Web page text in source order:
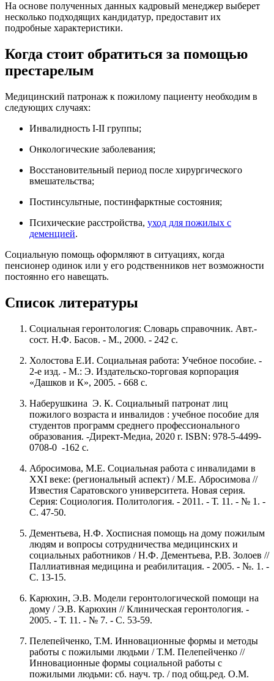
На основе полученных данных кадровый менеджер выберет
несколько подходящих кандидатур, предоставит их
подробные характеристики.
Когда стоит обратиться за помощью
престарелым
Медицинский патронаж к пожилому пациенту необходим в
следующих случаях:
Инвалидность I-II группы;
Онкологические заболевания;
Восстановительный период после хирургического
вмешательства;
Постинсультные, постинфарктные состояния;
Психические расстройства, уход для пожилых с
деменцией.
Социальную помощь оформляют в ситуациях, когда
пенсионер одинок или у его родственников нет возможности
постоянно его навещать.
Список литературы
Социальная геронтология: Словарь справочник. Авт.-
сост. Н.Ф. Басов. - М., 2000. - 242 с.
Холостова Е.И. Социальная работа: Учебное пособие. -
2-е изд. - М.: Э. Издательско-торговая корпорация
«Дашков и К», 2005. - 668 с.
Наберушкина Э. К. Социальный патронат лиц
пожилого возраста и инвалидов : учебное пособие для
студентов программ среднего профессионального
образования. -Директ-Медиа, 2020 г. ISBN: 978-5-4499-
0708-0 -162 с.
Абросимова, М.Е. Социальная работа с инвалидами в
XXI веке: (региональный аспект) / М.Е. Абросимова //
Известия Саратовского университета. Новая серия.
Серия: Социология. Политология. - 2011. - Т. 11. - № 1. -
С. 47-50.
Дементьева, Н.Ф. Хосписная помощь на дому пожилым
людям и вопросы сотрудничества медицинских и
социальных работников / Н.Ф. Дементьева, Р.В. Золоев //
Паллиативная медицина и реабилитация. - 2005. - №. 1. -
С. 13-15.
Карюхин, Э.В. Модели геронтологической помощи на
дому / Э.В. Карюхин // Клиническая геронтология. -
2005. - Т. 11. - № 7. - С. 53-59.
Пелепейченко, Т.М. Инновационные формы и методы
работы с пожилыми людьми / Т.М. Пелепейченко //
Инновационные формы социальной работы с
пожилыми людьми: сб. науч. тр. / под общ.ред. О.М.